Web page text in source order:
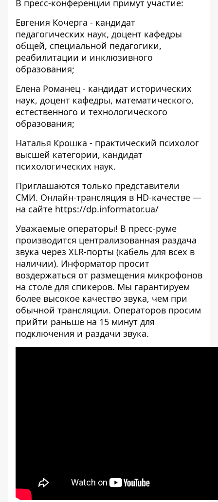
В пресс-конференции примут участие:
Евгения Кочерга - кандидат
педагогических наук, доцент кафедры
общей, специальной педагогики,
реабилитации и инклюзивного
образования;
Елена Романец - кандидат исторических
наук, доцент кафедры, математического,
естественного и технологического
образования;
Наталья Крошка - практический психолог
высшей категории, кандидат
психологических наук.
Приглашаются только представители
СМИ. Онлайн-трансляция в HD-качестве —
на сайте https://dp.informator.ua/
Уважаемые операторы! В пресс-руме
производится централизованная раздача
звука через XLR-порты (кабель для всех в
наличии). Информатор просит
воздержаться от размещения микрофонов
на столе для спикеров. Мы гарантируем
более высокое качество звука, чем при
обычной трансляции. Операторов просим
прийти раньше на 15 минут для
подключения и раздачи звука.